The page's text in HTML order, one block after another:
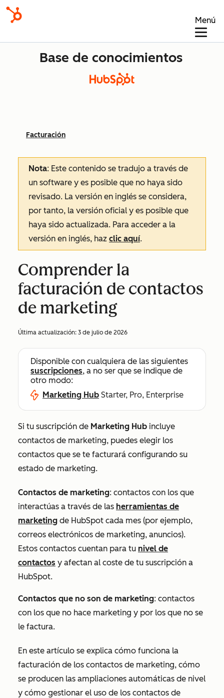
Menú
Base de conocimientos
Facturación
Nota: Este contenido se tradujo a través de
un software y es posible que no haya sido
revisado. La versión en inglés se considera,
por tanto, la versión oficial y es posible que
haya sido actualizada. Para acceder a la
versión en inglés, haz clic aquí.
Comprender la
facturación de contactos
de marketing
Última actualización: 3 de julio de 2026
Disponible con cualquiera de las siguientes
suscripciones, a no ser que se indique de
otro modo:
Marketing Hub Starter, Pro, Enterprise
Si tu suscripción de Marketing Hub incluye
contactos de marketing, puedes elegir los
contactos que se te facturará configurando su
estado de marketing.
Contactos de marketing: contactos con los que
interactúas a través de las herramientas de
marketing de HubSpot cada mes (por ejemplo,
correos electrónicos de marketing, anuncios).
Estos contactos cuentan para tu nivel de
contactos y afectan al coste de tu suscripción a
HubSpot.
Contactos que no son de marketing: contactos
con los que no hace marketing y por los que no se
le factura.
En este artículo se explica cómo funciona la
facturación de los contactos de marketing, cómo
se producen las ampliaciones automáticas de nivel
y cómo gestionar el uso de los contactos de